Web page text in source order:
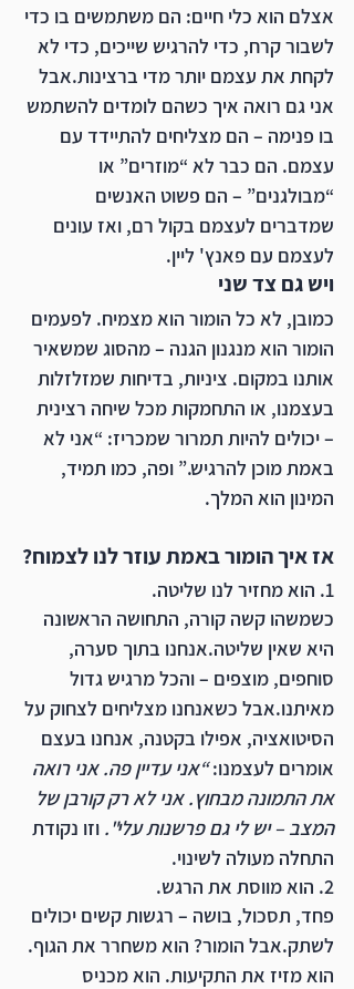
אצלם הוא כלי חיים: הם משתמשים בו כדי
לשבור קרח, כדי להרגיש שייכים, כדי לא
לקחת את עצמם יותר מדי ברצינות.אבל
אני גם רואה איך כשהם לומדים להשתמש
בו פנימה – הם מצליחים להתיידד עם
עצמם. הם כבר לא “מוזרים” או
“מבולגנים” – הם פשוט האנשים
שמדברים לעצמם בקול רם, ואז עונים
לעצמם עם פאנץ' ליין.
ויש גם צד שני
כמובן, לא כל הומור הוא מצמיח. לפעמים
הומור הוא מנגנון הגנה – מהסוג שמשאיר
אותנו במקום. ציניות, בדיחות שמזלזלות
בעצמנו, או התחמקות מכל שיחה רצינית
– יכולים להיות תמרור שמכריז: “אני לא
באמת מוכן להרגיש.” ופה, כמו תמיד,
המינון הוא המלך.
אז איך הומור באמת עוזר לנו לצמוח?
1. הוא מחזיר לנו שליטה.
כשמשהו קשה קורה, התחושה הראשונה
היא שאין שליטה.אנחנו בתוך סערה,
סוחפים, מוצפים – והכל מרגיש גדול
מאיתנו.אבל כשאנחנו מצליחים לצחוק על
הסיטואציה, אפילו בקטנה, אנחנו בעצם
אומרים לעצמנו: “אני עדיין פה. אני רואה
את התמונה מבחוץ. אני לא רק קורבן של
המצב – יש לי גם פרשנות עלי". וזו נקודת
התחלה מעולה לשינוי.
2. הוא מווסת את הרגש.
פחד, תסכול, בושה – רגשות קשים יכולים
לשתק.אבל הומור? הוא משחרר את הגוף.
הוא מזיז את התקיעות. הוא מכניס